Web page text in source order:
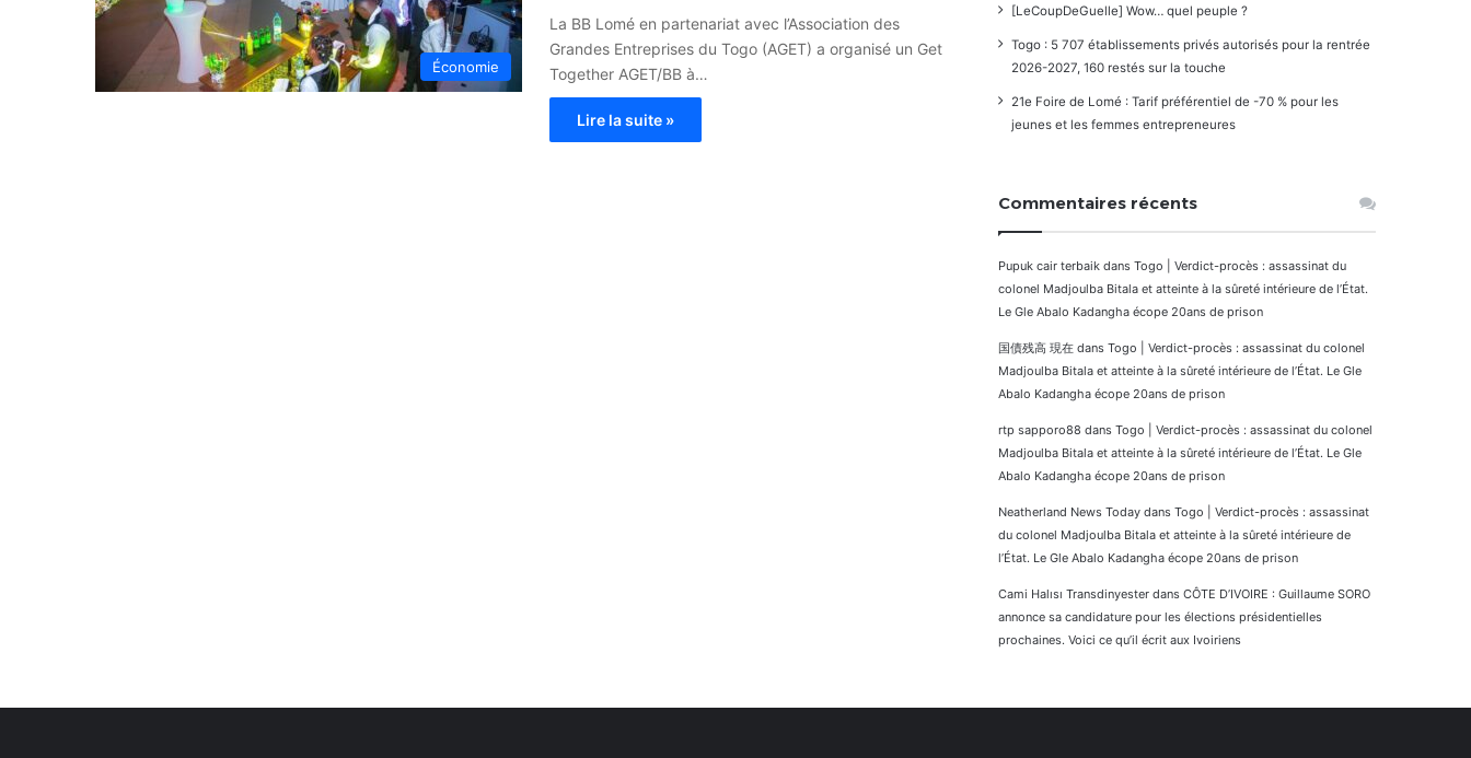
Économie
La BB Lomé en partenariat avec l’Association des
Grandes Entreprises du Togo (AGET) a organisé un Get
Together AGET/BB à…
Lire la suite »
[LeCoupDeGuelle] Wow… quel peuple ?
Togo : 5 707 établissements privés autorisés pour la rentrée
2026-2027, 160 restés sur la touche
21e Foire de Lomé : Tarif préférentiel de -70 % pour les
jeunes et les femmes entrepreneures
Commentaires récents
Pupuk cair terbaik dans Togo | Verdict-procès : assassinat du
colonel Madjoulba Bitala et atteinte à la sûreté intérieure de l’État.
Le Gle Abalo Kadangha écope 20ans de prison
国債残高 現在 dans Togo | Verdict-procès : assassinat du colonel
Madjoulba Bitala et atteinte à la sûreté intérieure de l’État. Le Gle
Abalo Kadangha écope 20ans de prison
rtp sapporo88 dans Togo | Verdict-procès : assassinat du colonel
Madjoulba Bitala et atteinte à la sûreté intérieure de l’État. Le Gle
Abalo Kadangha écope 20ans de prison
Neatherland News Today dans Togo | Verdict-procès : assassinat
du colonel Madjoulba Bitala et atteinte à la sûreté intérieure de
l’État. Le Gle Abalo Kadangha écope 20ans de prison
Cami Halısı Transdinyester dans CÔTE D’IVOIRE : Guillaume SORO
annonce sa candidature pour les élections présidentielles
prochaines. Voici ce qu’il écrit aux Ivoiriens